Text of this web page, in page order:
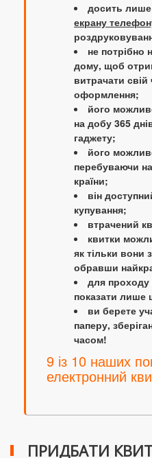
досить лише
екрану
не потрібно
дому, щоб
витрачати свій
оформлення;
його
на добу 365
гаджету;
його
перебуваючи
країни;
він
купування;
втрачений
квитки
як тільки вони
обравши
для проходу
показати лише
ви берете
паперу,
часом!
9 із 10 наших
електронний
ПРИДБАТИ